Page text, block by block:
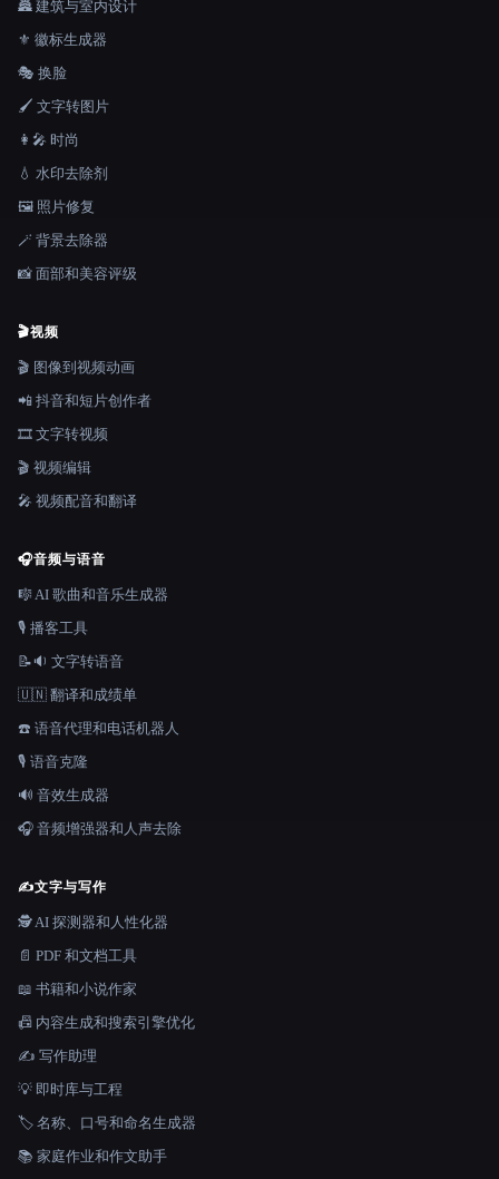
🏯 建筑与室内设计
⚜️ 徽标生成器
🎭 换脸
🖌️ 文字转图片
👩‍🎤 时尚
💧 水印去除剂
🖼️ 照片修复
🪄 背景去除器
📸 面部和美容评级
🎬视频
🎬 图像到视频动画
📲 抖音和短片创作者
🎞️ 文字转视频
🎬 视频编辑
🎤 视频配音和翻译
🎧音频与语音
🎼 AI 歌曲和音乐生成器
🎙️ 播客工具
📝🔉 文字转语音
🇺🇳 翻译和成绩单
☎️ 语音代理和电话机器人
🎙️ 语音克隆
🔊 音效生成器
🎧 音频增强器和人声去除
✍️文字与写作
🕵️ AI 探测器和人性化器
📄 PDF 和文档工具
📖 书籍和小说作家
📠 内容生成和搜索引擎优化
✍️ 写作助理
💡 即时库与工程
🏷️ 名称、口号和命名生成器
📚 家庭作业和作文助手